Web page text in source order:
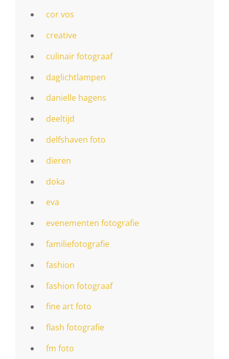
cor vos
creative
culinair fotograaf
daglichtlampen
danielle hagens
deeltijd
delfshaven foto
dieren
doka
eva
evenementen fotografie
familiefotografie
fashion
fashion fotograaf
fine art foto
flash fotografie
fm foto